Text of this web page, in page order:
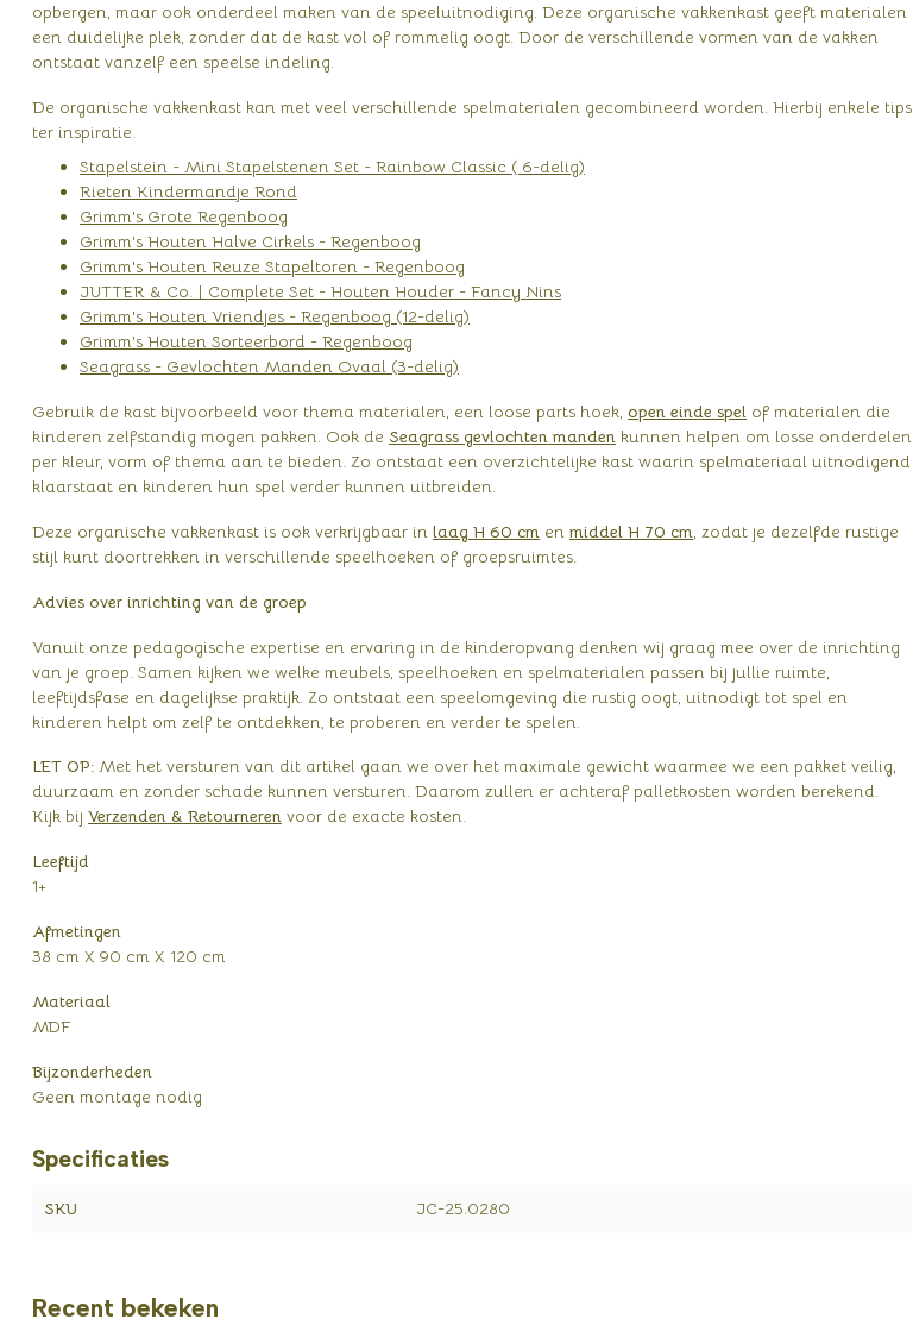
opbergen, maar ook onderdeel maken van de speeluitnodiging. Deze organische vakkenkast geeft materialen
een duidelijke plek, zonder dat de kast vol of rommelig oogt. Door de verschillende vormen van de vakken
ontstaat vanzelf een speelse indeling.
De organische vakkenkast kan met veel verschillende spelmaterialen gecombineerd worden. Hierbij enkele tips
ter inspiratie.
Stapelstein - Mini Stapelstenen Set - Rainbow Classic ( 6-delig)
Rieten Kindermandje Rond
Grimm's Grote Regenboog
Grimm's Houten Halve Cirkels - Regenboog
Grimm's Houten Reuze Stapeltoren - Regenboog
JUTTER & Co. | Complete Set - Houten Houder - Fancy Nins
Grimm's Houten Vriendjes - Regenboog (12-delig)
Grimm's Houten Sorteerbord - Regenboog
Seagrass - Gevlochten Manden Ovaal (3-delig)
Gebruik de kast bijvoorbeeld voor thema materialen, een loose parts hoek, open einde spel of materialen die
kinderen zelfstandig mogen pakken. Ook de Seagrass gevlochten manden kunnen helpen om losse onderdelen
per kleur, vorm of thema aan te bieden. Zo ontstaat een overzichtelijke kast waarin spelmateriaal uitnodigend
klaarstaat en kinderen hun spel verder kunnen uitbreiden.
Deze organische vakkenkast is ook verkrijgbaar in laag H 60 cm en middel H 70 cm, zodat je dezelfde rustige
stijl kunt doortrekken in verschillende speelhoeken of groepsruimtes.
Advies over inrichting van de groep
Vanuit onze pedagogische expertise en ervaring in de kinderopvang denken wij graag mee over de inrichting
van je groep. Samen kijken we welke meubels, speelhoeken en spelmaterialen passen bij jullie ruimte,
leeftijdsfase en dagelijkse praktijk. Zo ontstaat een speelomgeving die rustig oogt, uitnodigt tot spel en
kinderen helpt om zelf te ontdekken, te proberen en verder te spelen.
LET OP: Met het versturen van dit artikel gaan we over het maximale gewicht waarmee we een pakket veilig,
duurzaam en zonder schade kunnen versturen. Daarom zullen er achteraf palletkosten worden berekend.
Kijk bij Verzenden & Retourneren voor de exacte kosten.
Leeftijd
1+
Afmetingen
38 cm X 90 cm X 120 cm
Materiaal
MDF
Bijzonderheden
Geen montage nodig
Specificaties
SKU JC-25.0280
Recent bekeken